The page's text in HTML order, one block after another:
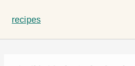
要
recipes